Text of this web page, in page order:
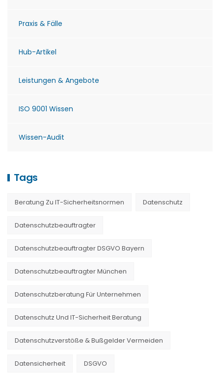
Praxis & Fälle
Hub-Artikel
Leistungen & Angebote
ISO 9001 Wissen
Wissen-Audit
Tags
Beratung Zu IT-Sicherheitsnormen Datenschutz
Datenschutzbeauftragter
Datenschutzbeauftragter DSGVO Bayern
Datenschutzbeauftragter München
Datenschutzberatung Für Unternehmen
Datenschutz Und IT-Sicherheit Beratung
Datenschutzverstöße & Bußgelder Vermeiden
Datensicherheit DSGVO